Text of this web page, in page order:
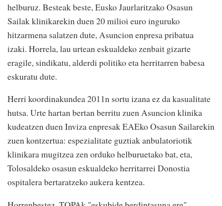
helburuz. Besteak beste, Eusko Jaurlaritzako Osasun
Sailak klinikarekin duen 20 milioi euro inguruko
hitzarmena salatzen dute, Asuncion enpresa pribatua
izaki. Horrela, lau urtean eskualdeko zenbait gizarte
eragile, sindikatu, alderdi politiko eta herritarren babesa
eskuratu dute.
Herri koordinakundea 2011n sortu izana ez da kasualitate
hutsa. Urte hartan bertan berritu zuen Asuncion klinika
kudeatzen duen Inviza enpresak EAEko Osasun Sailarekin
zuen kontzertua: espezialitate guztiak anbulatoriotik
klinikara mugitzea zen orduko helburuetako bat, eta,
Tolosaldeko osasun eskualdeko herritarrei Donostia
ospitalera bertaratzeko aukera kentzea.